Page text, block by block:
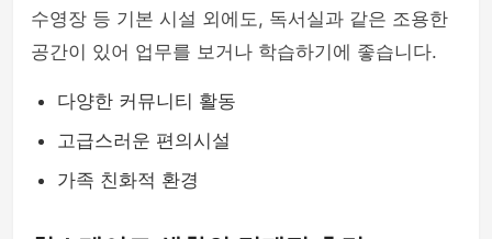
수영장 등 기본 시설 외에도, 독서실과 같은 조용한
공간이 있어 업무를 보거나 학습하기에 좋습니다.
다양한 커뮤니티 활동
고급스러운 편의시설
가족 친화적 환경